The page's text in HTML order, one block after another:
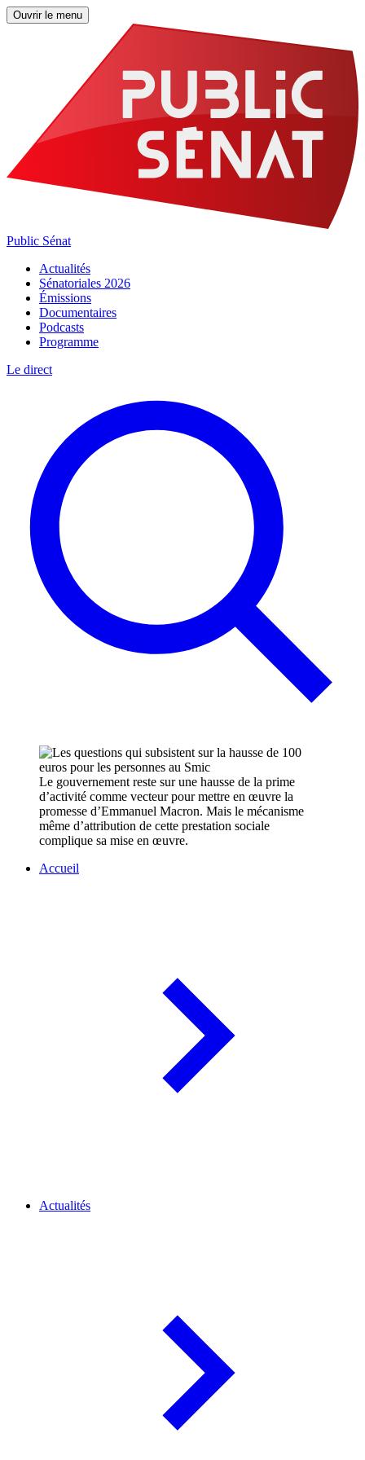
Ouvrir le menu
Public Sénat
Actualités
Sénatoriales 2026
Émissions
Documentaires
Podcasts
Programme
Le direct
Le gouvernement reste sur une hausse de la prime
d’activité comme vecteur pour mettre en œuvre la
promesse d’Emmanuel Macron. Mais le mécanisme
même d’attribution de cette prestation sociale
complique sa mise en œuvre.
Accueil
Actualités